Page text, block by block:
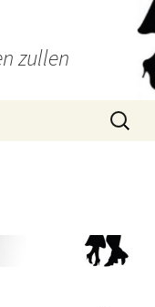
zullen
Zoeken
naar: